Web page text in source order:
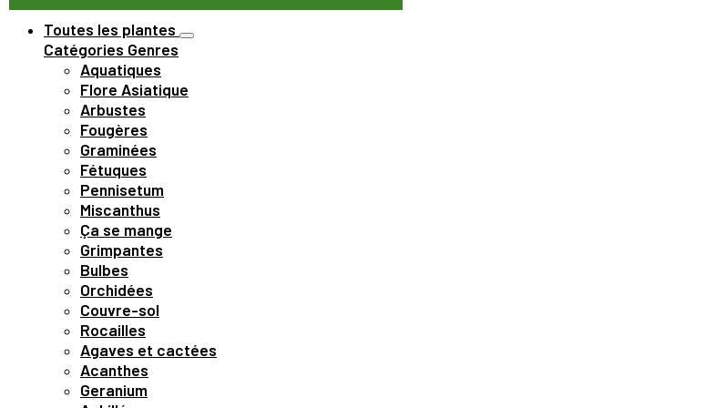
Toutes les plantes
Catégories Genres
Aquatiques
Flore Asiatique
Arbustes
Fougères
Graminées
Fétuques
Pennisetum
Miscanthus
Ça se mange
Grimpantes
Bulbes
Orchidées
Couvre-sol
Rocailles
Agaves et cactées
Acanthes
Geranium